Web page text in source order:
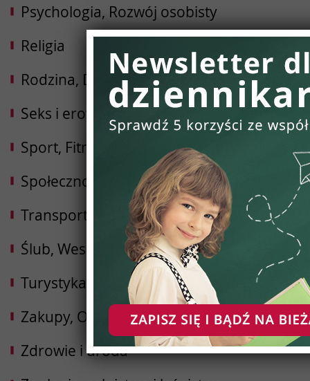
Psychologia, Rozwój osobisty
Religia
Rodzina, Dziecko, Ciąża
Seks i erotyka
Sport, Fitness, Kulturystyka
Społeczności
Transport i Logistyka
Ślub, Wesele
Turystyka, Podróże, Hotele
Zakupy, Opinie
Zdrowie i uroda